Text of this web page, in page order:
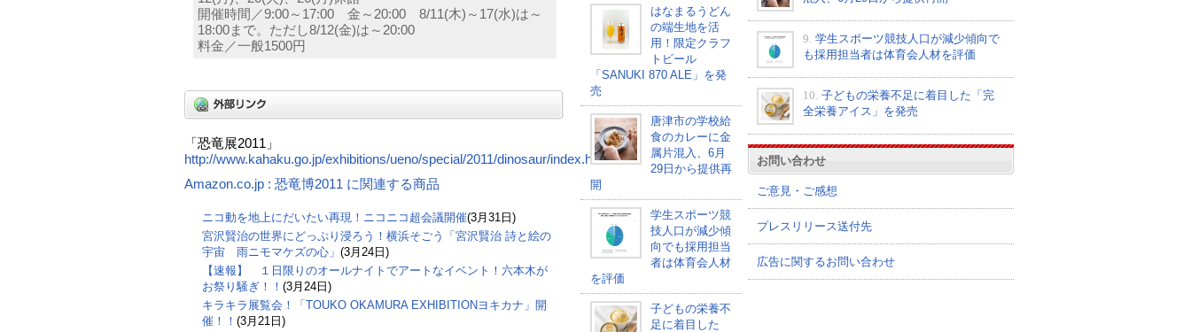
開催時間／9:00～17:00 金～20:00 8/11(木)～17(水)は～
18:00まで。ただし8/12(金)は～20:00
料金／一般1500円
「恐竜展2011」
http://www.kahaku.go.jp/exhibitions/ueno/special/2011/dinosaur/index.html
Amazon.co.jp : 恐竜博2011 に関連する商品
ニコ動を地上にだいたい再現！ニコニコ超会議開催(3月31日)
宮沢賢治の世界にどっぷり浸ろう！横浜そごう「宮沢賢治 詩と絵の
宇宙 雨ニモマケズの心」 (3月24日)
【速報】 １日限りのオールナイトでアートなイベント！六本木が
お祭り騒ぎ！！ (3月24日)
キラキラ展覧会！「TOUKO OKAMURA EXHIBITIONヨキカナ」開
催！！ (3月21日)
はなまるうどん
の端生地を活
用！限定クラフ
トビール
「SANUKI 870 ALE」を発
売
唐津市の学校給
食のカレーに金
属片混入、6月
29日から提供再
開
学生スポーツ競
技人口が減少傾
向でも採用担当
者は体育会人材
を評価
子どもの栄養不
足に着目した
9. 学生スポーツ競技人口が減少傾向で
も採用担当者は体育会人材を評価
10. 子どもの栄養不足に着目した「完
全栄養アイス」を発売
お問い合わせ
ご意見・ご感想
プレスリリース送付先
広告に関するお問い合わせ